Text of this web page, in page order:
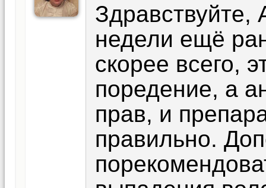
Здравствуйте,
недели ещё
скорее всего,
поредение, а
прав, и
правильно.